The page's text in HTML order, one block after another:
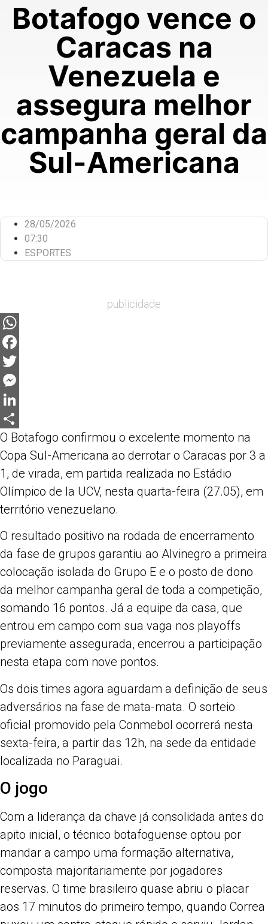
Botafogo vence o
Caracas na
Venezuela e
assegura melhor
campanha geral da
Sul-Americana
28/05/2026
07:30
ESPORTES
publicidade
WhatsApp
Facebook
Twitter
Messenger
LinkedIn
Share
O Botafogo confirmou o excelente momento na
Copa Sul-Americana ao derrotar o Caracas por 3 a
1, de virada, em partida realizada no Estádio
Olímpico de la UCV, nesta quarta-feira (27.05), em
território venezuelano.
O resultado positivo na rodada de encerramento
da fase de grupos garantiu ao Alvinegro a primeira
colocação isolada do Grupo E e o posto de dono
da melhor campanha geral de toda a competição,
somando 16 pontos. Já a equipe da casa, que
entrou em campo com sua vaga nos playoffs
previamente assegurada, encerrou a participação
nesta etapa com nove pontos.
Os dois times agora aguardam a definição de seus
adversários na fase de mata-mata. O sorteio
oficial promovido pela Conmebol ocorrerá nesta
sexta-feira, a partir das 12h, na sede da entidade
localizada no Paraguai.
O jogo
Com a liderança da chave já consolidada antes do
apito inicial, o técnico botafoguense optou por
mandar a campo uma formação alternativa,
composta majoritariamente por jogadores
reservas. O time brasileiro quase abriu o placar
aos 17 minutos do primeiro tempo, quando Correa